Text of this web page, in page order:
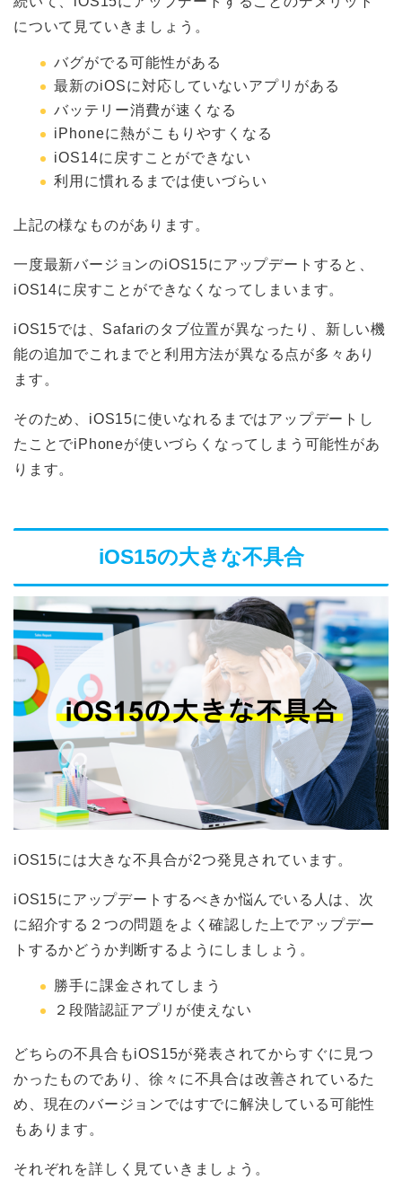
について見ていきましょう。
バグがでる可能性がある
最新のiOSに対応していないアプリがある
バッテリー消費が速くなる
iPhoneに熱がこもりやすくなる
iOS14に戻すことができない
利用に慣れるまでは使いづらい
上記の様なものがあります。
一度最新バージョンのiOS15にアップデートすると、
iOS14に戻すことができなくなってしまいます。
iOS15では、Safariのタブ位置が異なったり、新しい機
能の追加でこれまでと利用方法が異なる点が多々あり
ます。
そのため、iOS15に使いなれるまではアップデートし
たことでiPhoneが使いづらくなってしまう可能性があ
ります。
iOS15の大きな不具合
iOS15には大きな不具合が2つ発見されています。
iOS15にアップデートするべきか悩んでいる人は、次
に紹介する２つの問題をよく確認した上でアップデー
トするかどうか判断するようにしましょう。
勝手に課金されてしまう
２段階認証アプリが使えない
どちらの不具合もiOS15が発表されてからすぐに見つ
かったものであり、徐々に不具合は改善されているた
め、現在のバージョンではすでに解決している可能性
もあります。
それぞれを詳しく見ていきましょう。